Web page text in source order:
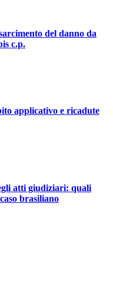
del danno da
c.p.
applicativo e ricadute
atti giudiziari: quali
brasiliano